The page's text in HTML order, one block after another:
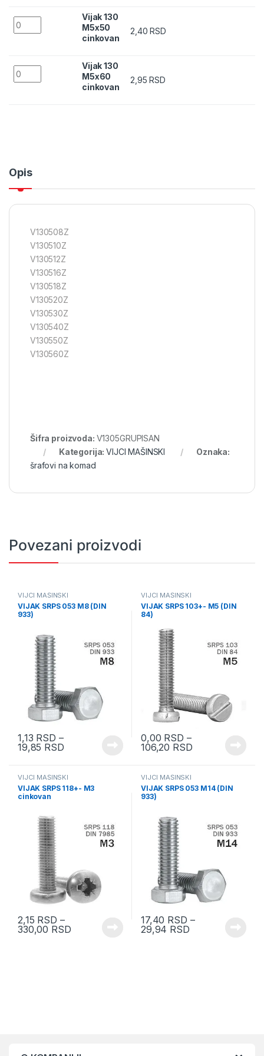
Vijak 130 M5x50 cinkovan quantity
Vijak 130
M5x50
cinkovan
2,40RSD
Vijak 130 M5x60 cinkovan quantity
Vijak 130
M5x60
cinkovan
2,95RSD
Opis
V130508Z
V130510Z
V130512Z
V130516Z
V130518Z
V130520Z
V130530Z
V130540Z
V130550Z
V130560Z
Šifra proizvoda: V1305GRUPISAN
Kategorija:VIJCI MAŠINSKI
Oznaka:
šrafovi na komad
Povezani proizvodi
VIJCI MAŠINSKI
VIJAK SRPS 053 M8 (DIN
933)
1,13 RSD –
19,85 RSD
VIJCI MAŠINSKI
VIJAK SRPS 103+- M5 (DIN
84)
0,00 RSD –
106,20 RSD
VIJCI MAŠINSKI
VIJAK SRPS 118+- M3
cinkovan
2,15 RSD –
330,00 RSD
VIJCI MAŠINSKI
VIJAK SRPS 053 M14 (DIN
933)
17,40 RSD –
29,94 RSD